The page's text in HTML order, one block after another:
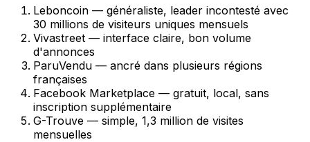
Leboncoin — généraliste, leader incontesté avec
30 millions de visiteurs uniques mensuels
Vivastreet — interface claire, bon volume
d'annonces
ParuVendu — ancré dans plusieurs régions
françaises
Facebook Marketplace — gratuit, local, sans
inscription supplémentaire
G-Trouve — simple, 1,3 million de visites
mensuelles